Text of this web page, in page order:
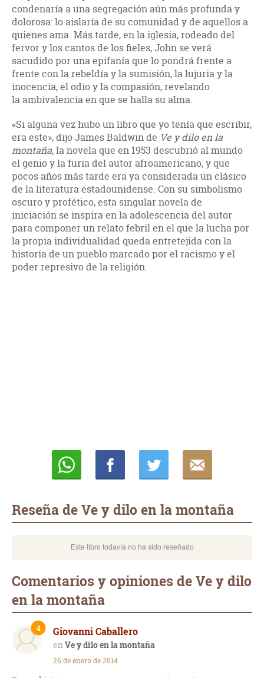
condenaría a una segregación aún más profunda y
dolorosa: lo aislaría de su comunidad y de aquellos a
quienes ama. Más tarde, en la iglesia, rodeado del
fervor y los cantos de los fieles, John se verá
sacudido por una epifanía que lo pondrá frente a
frente con la rebeldía y la sumisión, la lujuria y la
inocencia, el odio y la compasión, revelando
la ambivalencia en que se halla su alma.
«Si alguna vez hubo un libro que yo tenía que escribir,
era este», dijo James Baldwin de Ve y dilo en la
montaña,la novela que en 1953 descubrió al mundo
el genio y la furia del autor afroamericano, y que
pocos años más tarde era ya considerada un clásico
de la literatura estadounidense. Con su simbolismo
oscuro y profético, esta singular novela de
iniciación se inspira en la adolescencia del autor
para componer un relato febril en el que la lucha por
la propia individualidad queda entretejida con la
historia de un pueblo marcado por el racismo y el
poder represivo de la religión.
Reseña de Ve y dilo en la montaña
Este libro todavía no ha sido reseñado
Comentarios y opiniones de Ve y dilo
en la montaña
Giovanni Caballero
Ve y dilo en la montaña
4
26 de enero de 2014